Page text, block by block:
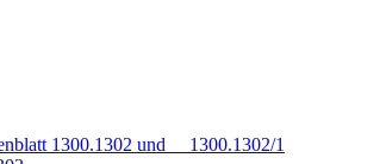
1300.1302 und 1300.1302/1